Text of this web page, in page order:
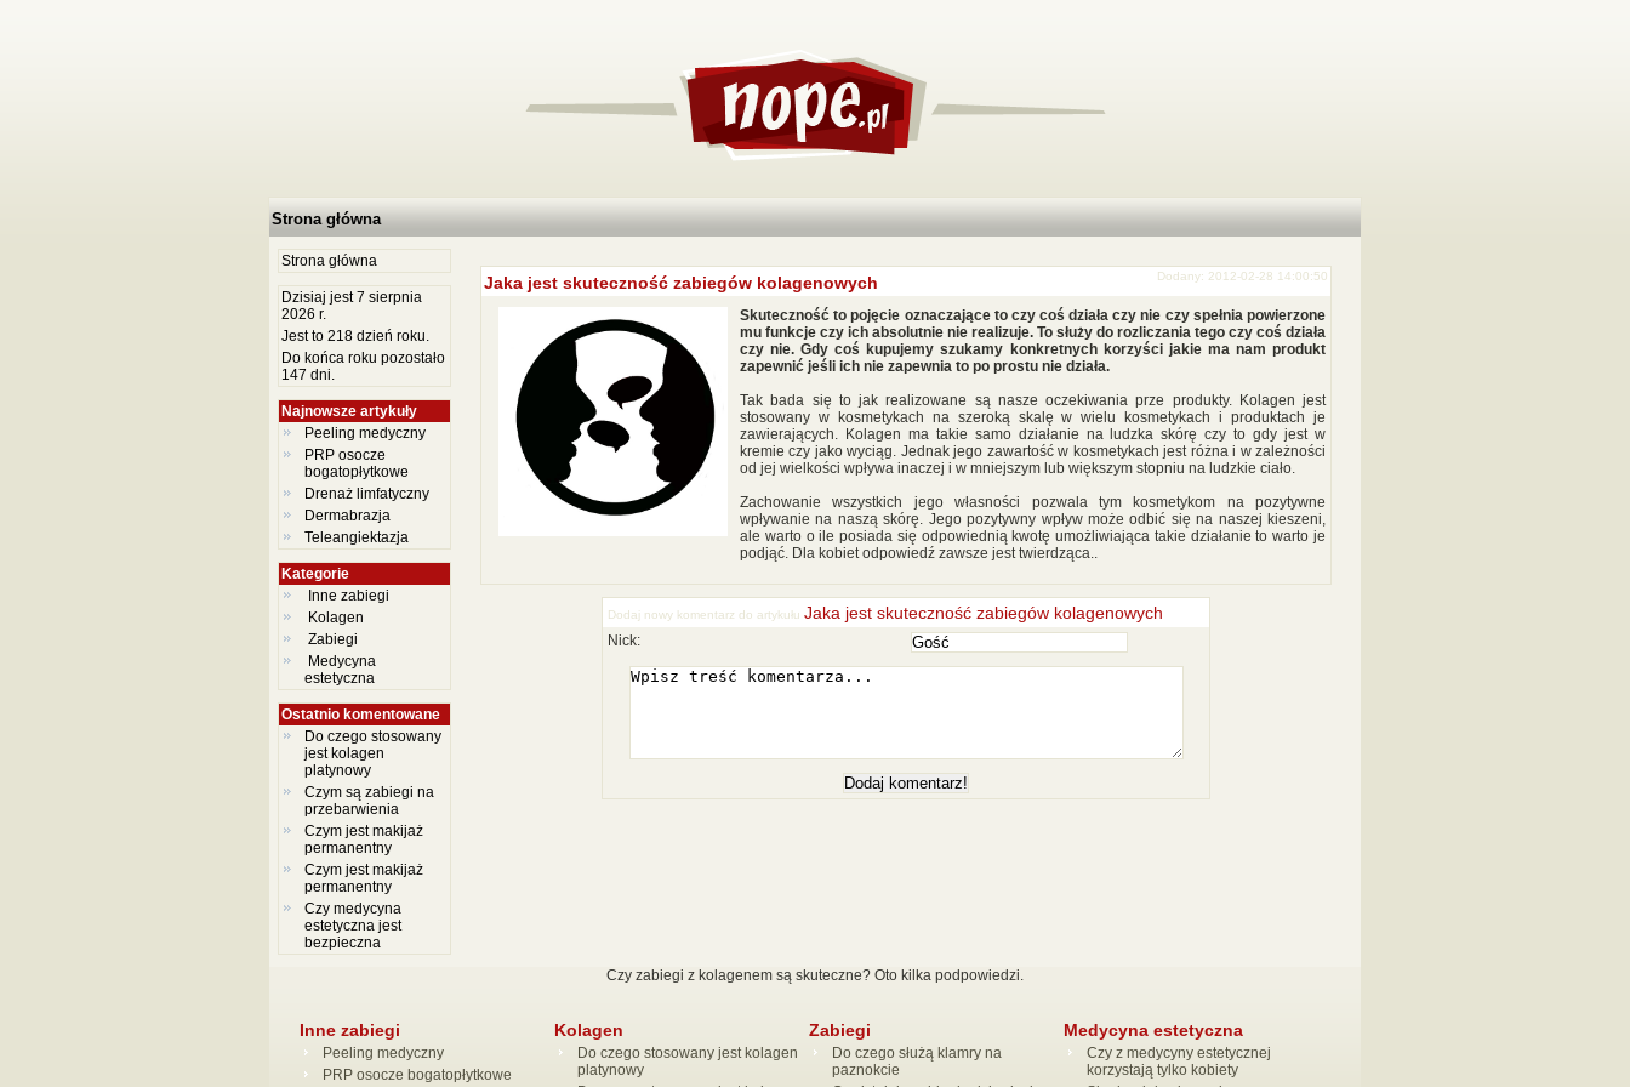
Strona główna
Strona główna
Dzisiaj jest 7 sierpnia
2026 r.
Jest to 218 dzień roku.
Do końca roku pozostało
147 dni.
Najnowsze artykuły
Peeling medyczny
PRP osocze
bogatopłytkowe
Drenaż limfatyczny
Dermabrazja
Teleangiektazja
Kategorie
Inne zabiegi
Kolagen
Zabiegi
Medycyna
estetyczna
Ostatnio komentowane
Do czego stosowany
jest kolagen
platynowy
Czym są zabiegi na
przebarwienia
Czym jest makijaż
permanentny
Czym jest makijaż
permanentny
Czy medycyna
estetyczna jest
bezpieczna
Jaka jest skuteczność zabiegów kolagenowych Dodany: 2012-02-28 14:00:50
Skuteczność to pojęcie oznaczające to czy coś działa czy nie czy spełnia powierzone
mu funkcje czy ich absolutnie nie realizuje. To służy do rozliczania tego czy coś działa
czy nie. Gdy coś kupujemy szukamy konkretnych korzyści jakie ma nam produkt
zapewnić jeśli ich nie zapewnia to po prostu nie działa.
Tak bada się to jak realizowane są nasze oczekiwania prze produkty. Kolagen jest
stosowany w kosmetykach na szeroką skalę w wielu kosmetykach i produktach je
zawierających. Kolagen ma takie samo działanie na ludzka skórę czy to gdy jest w
kremie czy jako wyciąg. Jednak jego zawartość w kosmetykach jest różna i w zależności
od jej wielkości wpływa inaczej i w mniejszym lub większym stopniu na ludzkie ciało.
Zachowanie wszystkich jego własności pozwala tym kosmetykom na pozytywne
wpływanie na naszą skórę. Jego pozytywny wpływ może odbić się na naszej kieszeni,
ale warto o ile posiada się odpowiednią kwotę umożliwiająca takie działanie to warto je
podjąć. Dla kobiet odpowiedź zawsze jest twierdząca..
Dodaj nowy komentarz do artykułu Jaka jest skuteczność zabiegów kolagenowych
Nick:
Czy zabiegi z kolagenem są skuteczne? Oto kilka podpowiedzi.
Inne zabiegi
Peeling medyczny
PRP osocze bogatopłytkowe
Kolagen
Do czego stosowany jest kolagen
platynowy
Zabiegi
Do czego służą klamry na
paznokcie
Medycyna estetyczna
Czy z medycyny estetycznej
korzystają tylko kobiety